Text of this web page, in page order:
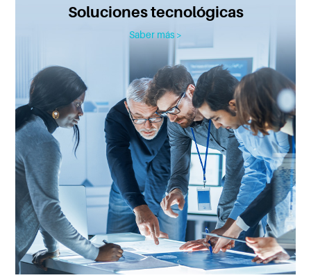
Soluciones tecnológicas
Saber más >